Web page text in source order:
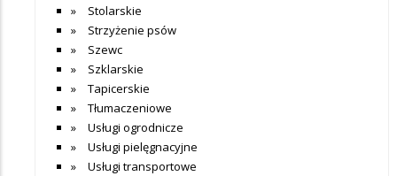
Stolarskie
Strzyżenie psów
Szewc
Szklarskie
Tapicerskie
Tłumaczeniowe
Usługi ogrodnicze
Usługi pielęgnacyjne
Usługi transportowe